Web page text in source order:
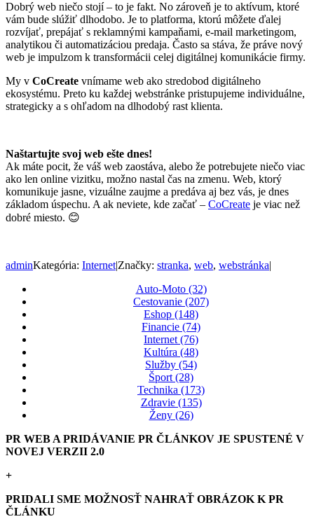
Dobrý web niečo stojí – to je fakt. No zároveň je to aktívum, ktoré
vám bude slúžiť dlhodobo. Je to platforma, ktorú môžete ďalej
rozvíjať, prepájať s reklamnými kampaňami, e-mail marketingom,
analytikou či automatizáciou predaja. Často sa stáva, že práve nový
web je impulzom k transformácii celej digitálnej komunikácie firmy.
My v CoCreate vnímame web ako stredobod digitálneho
ekosystému. Preto ku každej webstránke pristupujeme individuálne,
strategicky a s ohľadom na dlhodobý rast klienta.
Naštartujte svoj web ešte dnes!
Ak máte pocit, že váš web zaostáva, alebo že potrebujete niečo viac
ako len online vizitku, možno nastal čas na zmenu. Web, ktorý
komunikuje jasne, vizuálne zaujme a predáva aj bez vás, je dnes
základom úspechu. A ak neviete, kde začať – CoCreate je viac než
dobré miesto. 😊
adminKategória: Internet|Značky: stranka, web, webstránka|
Auto-Moto (32)
Cestovanie (207)
Eshop (148)
Financie (74)
Internet (76)
Kultúra (48)
Služby (54)
Šport (28)
Technika (173)
Zdravie (135)
Ženy (26)
PR WEB A PRIDÁVANIE PR ČLÁNKOV JE SPUSTENÉ V
NOVEJ VERZII 2.0
+
PRIDALI SME MOŽNOSŤ NAHRAŤ OBRÁZOK K PR
ČLÁNKU